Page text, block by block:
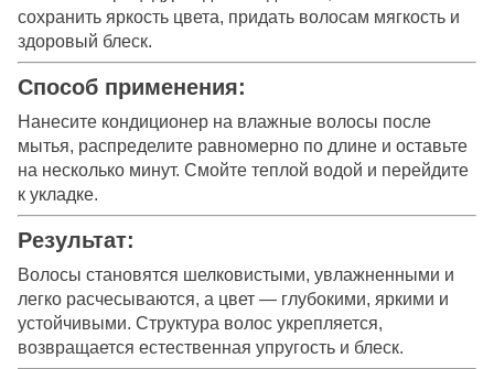
сохранить яркость цвета, придать волосам мягкость и
здоровый блеск.
Способ применения:
Нанесите кондиционер на влажные волосы после
мытья, распределите равномерно по длине и оставьте
на несколько минут. Смойте теплой водой и перейдите
к укладке.
Результат:
Волосы становятся шелковистыми, увлажненными и
легко расчесываются, а цвет — глубокими, яркими и
устойчивыми. Структура волос укрепляется,
возвращается естественная упругость и блеск.